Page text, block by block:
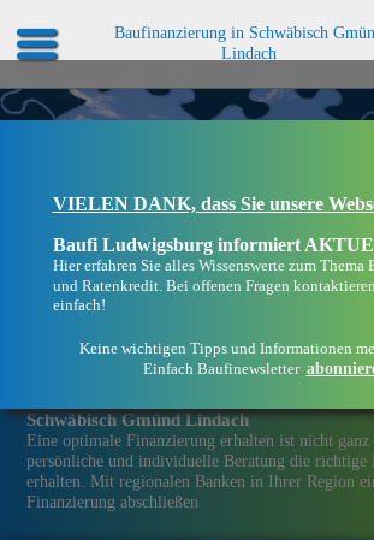
Baufinanzierung in Schwäbisch
Lindach
Schwäbisch Gmünd Lindach
Eine optimale Finanzierung erhalten ist nicht
persönliche und individuelle Beratung die richtige
erhalten. Mit regionalen Banken in Ihrer Region
Finanzierung abschließen
VIELEN DANK, dass Sie unsere
Baufi Ludwigsburg informiert
Hier erfahren Sie alles Wissenswerte zum Thema
und Ratenkredit. Bei offenen Fragen
einfach!
Keine wichtigen Tipps und Informationen
Einfach Baufinewsletter